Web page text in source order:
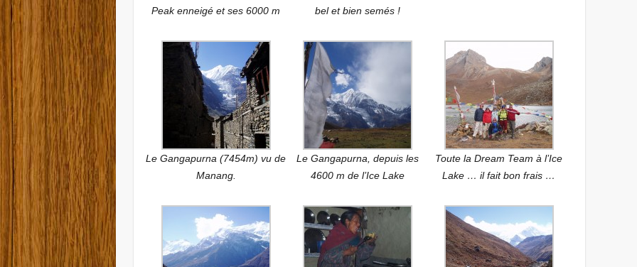
Peak enneigé et ses 6000 m
bel et bien semés !
Le Gangapurna (7454m) vu de
Manang.
Le Gangapurna, depuis les
4600 m de l’Ice Lake
Toute la Dream Team à l’Ice
Lake … il fait bon frais …